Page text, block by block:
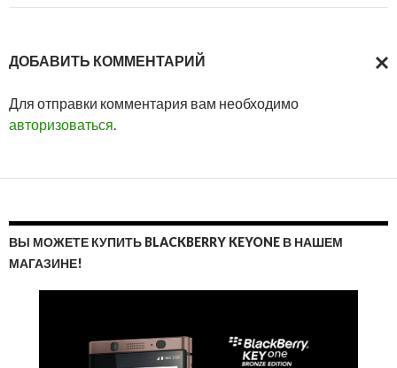
ДОБАВИТЬ КОММЕНТАРИЙ
Для отправки комментария вам необходимо
авторизоваться
ВЫ МОЖЕТЕ КУПИТЬ BLACKBERRY KEYONE В НАШЕМ
МАГАЗИНЕ!